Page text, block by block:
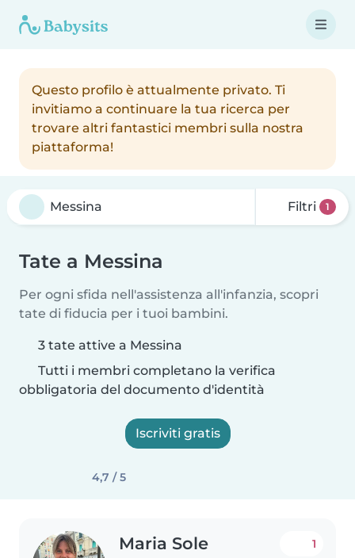
Questo profilo è attualmente privato. Ti
invitiamo a continuare la tua ricerca per
trovare altri fantastici membri sulla nostra
piattaforma!
Filtri 1
Tate a Messina
Per ogni sfida nell'assistenza all'infanzia, scopri
tate di fiducia per i tuoi bambini.
3 tate attive a Messina
Tutti i membri completano la verifica
obbligatoria del documento d'identità
Iscriviti gratis
4,7 / 5
Maria Sole 1